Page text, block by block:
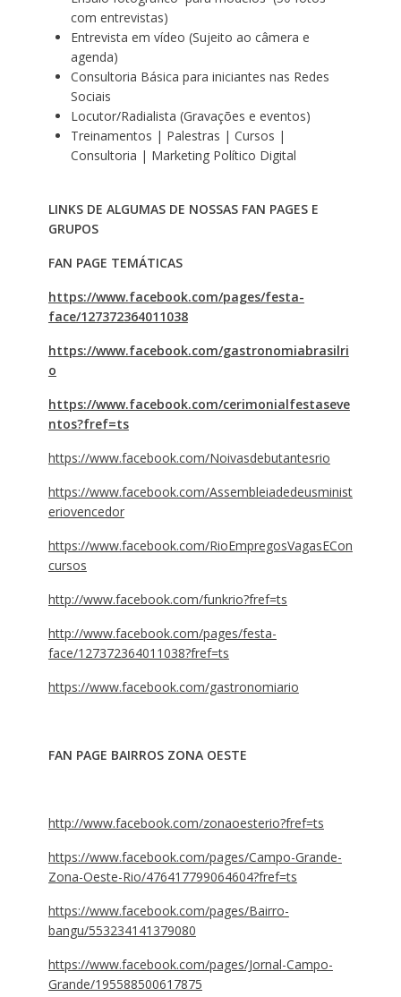
com entrevistas)
Entrevista em vídeo (Sujeito ao câmera e
agenda)
Consultoria Básica para iniciantes nas Redes
Sociais
Locutor/Radialista (Gravações e eventos)
Treinamentos | Palestras | Cursos |
Consultoria | Marketing Político Digital
LINKS DE ALGUMAS DE NOSSAS FAN PAGES E
GRUPOS
FAN PAGE TEMÁTICAS
https://www.facebook.com/pages/festa-
face/127372364011038
https://www.facebook.com/gastronomiabrasilri
o
https://www.facebook.com/cerimonialfestaseve
ntos?fref=ts
https://www.facebook.com/Noivasdebutantesrio
https://www.facebook.com/Assembleiadedeusminist
eriovencedor
https://www.facebook.com/RioEmpregosVagasECon
cursos
http://www.facebook.com/funkrio?fref=ts
http://www.facebook.com/pages/festa-
face/127372364011038?fref=ts
https://www.facebook.com/gastronomiario
FAN PAGE BAIRROS ZONA OESTE
http://www.facebook.com/zonaoesterio?fref=ts
https://www.facebook.com/pages/Campo-Grande-
Zona-Oeste-Rio/476417799064604?fref=ts
https://www.facebook.com/pages/Bairro-
bangu/553234141379080
https://www.facebook.com/pages/Jornal-Campo-
Grande/195588500617875